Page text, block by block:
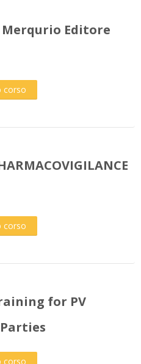
Merqurio Editore
corso
corso
for PV
corso